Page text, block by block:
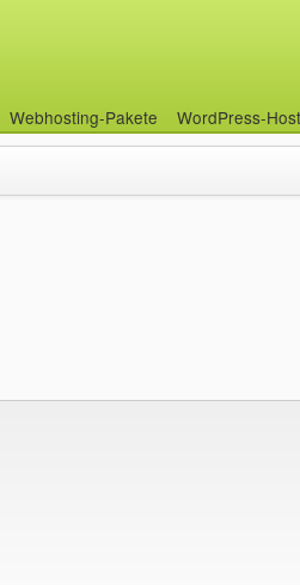
Webhosting-Pakete WordPress-